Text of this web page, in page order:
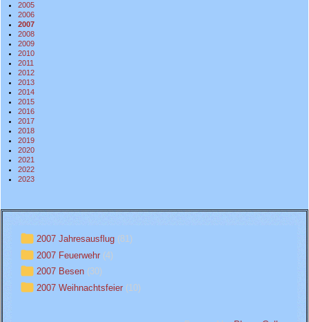
2005
2006
2007
2008
2009
2010
2011
2012
2013
2014
2015
2016
2017
2018
2019
2020
2021
2022
2023
2007 Jahresausflug (81)
2007 Feuerwehr (4)
2007 Besen (30)
2007 Weihnachtsfeier (10)